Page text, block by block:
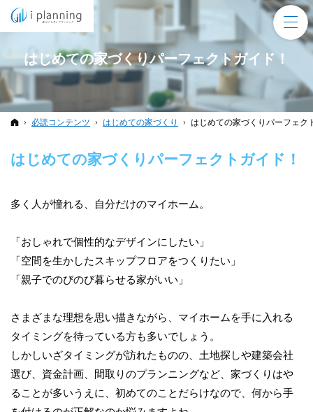
はじめての家づくりパーフェクトガイド！
ホーム
必読コンテンツ はじめての家づくり はじめての家づくりパーフェク
はじめての家づくりパーフェクトガイド！
多く人が憧れる、自分だけのマイホーム。
「おしゃれで個性的なデザインにしたい」
「空間を生かしたスキップフロアをつくりたい」
「親子でのびのび暮らせる家がいい」
さまざまな理想を思い描きながら、マイホームを手に入れる
タイミングを待っている方も多いでしょう。
しかしいざタイミングが訪れたものの、土地探しや建築会社
選び、資金計画、間取りのプランニングなど、家づくりはや
ることが多いうえに、初めてのことだらけなので、何から手